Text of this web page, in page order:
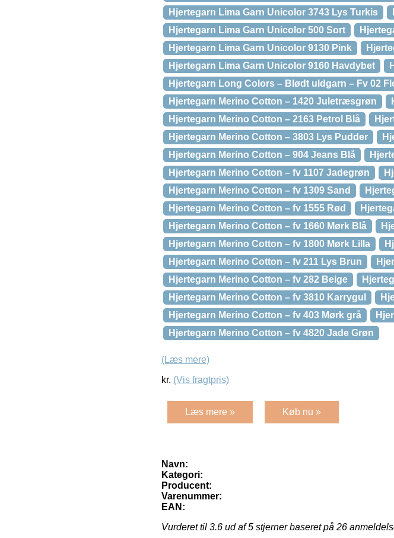
Hjertegarn Lima Garn Unicolor 3743 Lys Turkis
Hjertegarn Lima Garn Unicolor 500 Sort
Hjertegarn Lima Garn Unicolor 9130 Pink
Hjertegarn Lima Garn Unicolor 9160 Havdybet
Hjertegarn Long Colors – Blødt uldgarn – Fv 02
Hjertegarn Merino Cotton – 1420 Juletræsgrøn
Hjertegarn Merino Cotton – 2163 Petrol Blå
Hjertegarn Merino Cotton – 3803 Lys Pudder
Hjertegarn Merino Cotton – 904 Jeans Blå
Hjertegarn Merino Cotton – fv 1107 Jadegrøn
Hjertegarn Merino Cotton – fv 1309 Sand
Hjertegarn Merino Cotton – fv 1555 Rød
Hjertegarn Merino Cotton – fv 1660 Mørk Blå
Hjertegarn Merino Cotton – fv 1800 Mørk Lilla
Hjertegarn Merino Cotton – fv 211 Lys Brun
Hjertegarn Merino Cotton – fv 282 Beige
Hjertegarn Merino Cotton – fv 3810 Karrygul
Hjertegarn Merino Cotton – fv 403 Mørk grå
Hjertegarn Merino Cotton – fv 4820 Jade Grøn
(Læs mere)
kr. (Vis fragtpris)
Læs mere » Køb nu »
Navn:
Kategori:
Producent:
Varenummer:
EAN:
Vurderet til 3.6 ud af 5 stjerner baseret på 26